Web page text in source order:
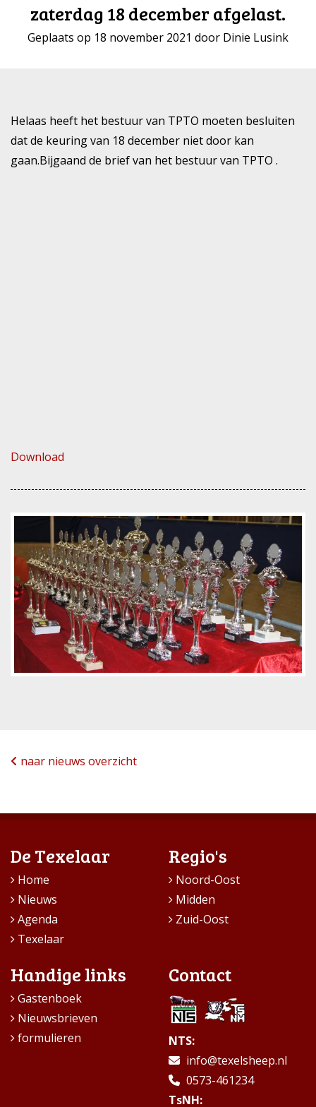
zaterdag 18 december afgelast.
Geplaats op 18 november 2021 door Dinie Lusink
Helaas heeft het bestuur van TPTO moeten besluiten
dat de keuring van 18 december niet door kan
gaan.Bijgaand de brief van het bestuur van TPTO .
Download
naar nieuws overzicht
De Texelaar
Home
Nieuws
Agenda
Texelaar
Regio's
Noord-Oost
Midden
Zuid-Oost
Handige links
Gastenboek
Nieuwsbrieven
formulieren
Contact
NTS:
info@texelsheep.nl
0573-461234
TsNH: